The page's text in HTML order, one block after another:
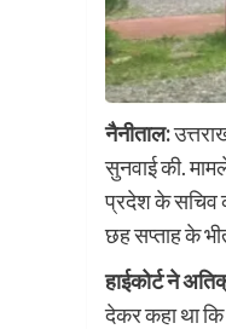
नैनीताल:
सुनवाई की.
प्रदेश के सचिव
छह सप्ताह के
हाईकोर्ट ने
देकर कहा था